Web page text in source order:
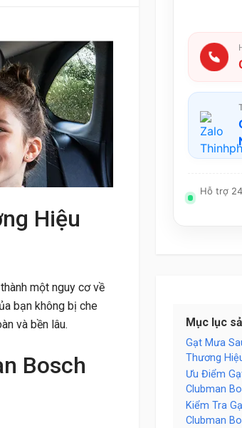
Hỗ trợ
Mục lục
Gạt Mưa
Thương
Ưu Điểm
Clubman
Kiểm Tra
Clubman
Hiệu
một nguy cơ về
bạn không bị che
và bền lâu.
Bosch